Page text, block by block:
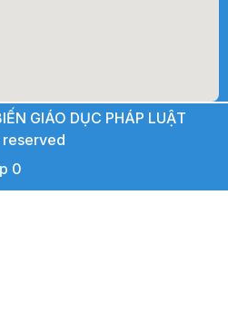
GIÁO DỤC PHÁP LUẬT
reserved
0